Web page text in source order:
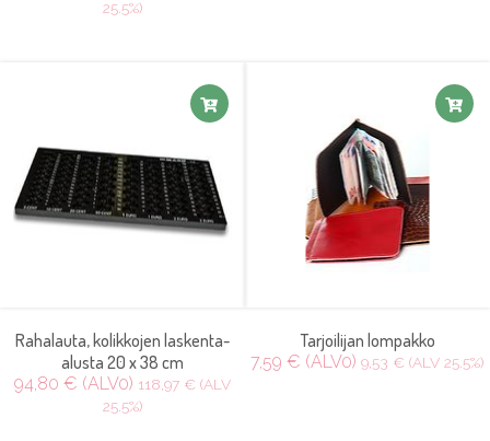
25.5%)
Rahalauta, kolikkojen laskenta-
alusta 20 x 38 cm
94,80 € (ALV0) 118,97 € (ALV
25.5%)
Tarjoilijan lompakko
7,59 € (ALV0) 9,53 € (ALV 25.5%)